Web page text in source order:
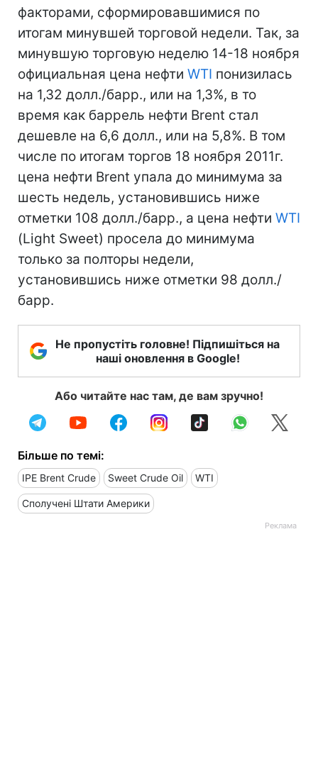
факторами, сформировавшимися по
итогам минувшей торговой недели. Так, за
минувшую торговую неделю 14-18 ноября
официальная цена нефти WTI понизилась
на 1,32 долл./барр., или на 1,3%, в то
время как баррель нефти Brent стал
дешевле на 6,6 долл., или на 5,8%. В том
числе по итогам торгов 18 ноября 2011г.
цена нефти Brent упала до минимума за
шесть недель, установившись ниже
отметки 108 долл./барр., а цена нефти WTI
(Light Sweet) просела до минимума
только за полторы недели,
установившись ниже отметки 98 долл./
барр.
Не пропустіть головне! Підпишіться на
наші оновлення в Google!
Або читайте нас там, де вам зручно!
Більше по темі:
IPE Brent Crude Sweet Crude Oil WTI
Сполучені Штати Америки